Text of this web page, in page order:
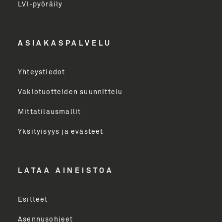
Etunimi
Yritys
LÄHETÄ
LVI-pyöräily
ASIAKASPALVELU
Yhteystiedot
Vakiotuotteiden suunnittelu
Mittatilausmallit
Yksityisyys ja evästeet
LATAA AINEISTOA
Esitteet
Asennusohjeet